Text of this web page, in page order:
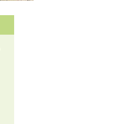
FENÊTRE
UNE NOUVELLE FENÊTRE